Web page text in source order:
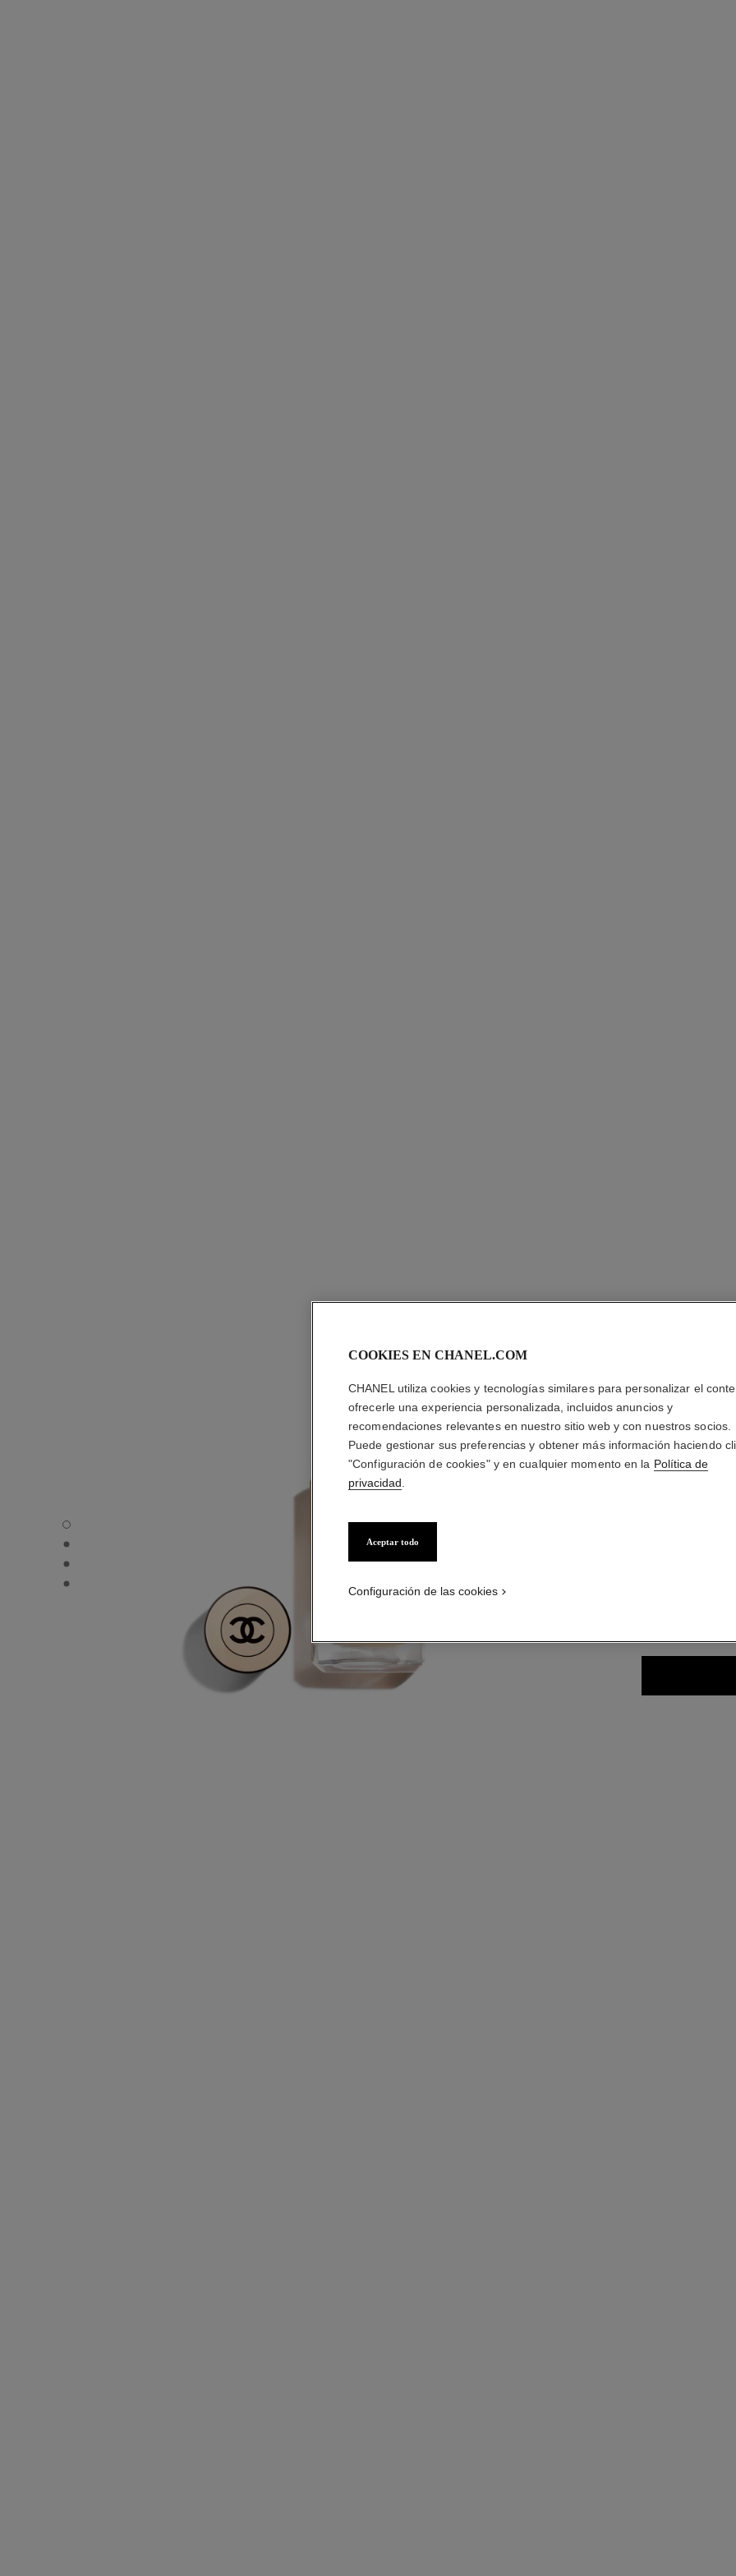
LES BEIGES FOND DE TEINT - Vista por defecto
LES BEIGES FOND DE TEINT - Vista alternativa 1
LES BEIGES FOND DE TEINT - Vista de la textura básica
LES BEIGES FOND DE TEINT - product.packShot.APPLICATION_VISUAL_1
LES
Teint Belle Mine
Más información
COOKIES EN CHANEL.COM
CHANEL utiliza cookies y tecnologías similares para personalizar el
ofrecerle una experiencia personalizada, incluidos anuncios y
recomendaciones relevantes en nuestro sitio web y con nuestros socios.
Puede gestionar sus preferencias y obtener más información haciendo
"Configuración de cookies" y en cualquier momento en la Política de
privacidad
Aceptar todo
Configuración de las cookies